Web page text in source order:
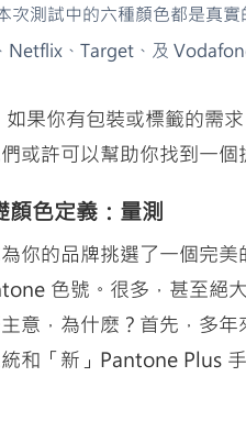
次測試中的六種顏色都是真
Netflix、Target、及
如果你有包裝或標籤的需
或許可以幫助你找到一個
顏色定義：量測
你的品牌挑選了一個完
色號。很多，甚至絕
意，為什麽？首先，多
和「新」Pantone Plus